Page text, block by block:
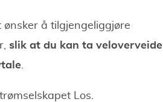
å tilgjengeliggjøre
slik at du kan ta veloverveide
.
Los.